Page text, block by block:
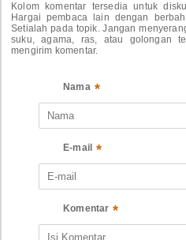
Kolom komentar tersedia untuk
Hargai pembaca lain dengan
Setialah pada topik. Jangan
suku, agama, ras, atau golongan
mengirim komentar.
Nama *
E-mail *
Komentar *